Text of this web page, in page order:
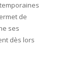
de
ses
dès lors